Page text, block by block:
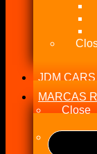
JDM
MARCAS
Close